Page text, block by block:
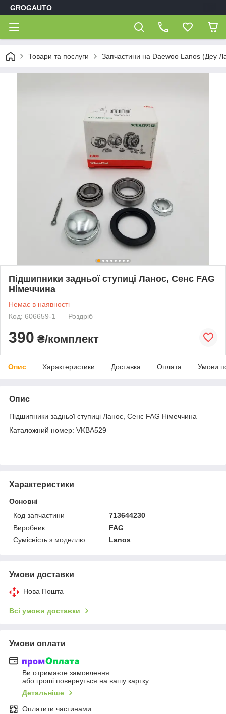
GROGAUTO
Товари та послуги Запчастини на Daewoo Lanos (Деу
Підшипники задньої ступиці Ланос, Сенс FAG
Німеччина
Немає в наявності
Код: 606659-1
Роздріб
390 ₴/комплект
Опис Характеристики Доставка Оплата Умови
Опис
Підшипники задньої ступиці Ланос, Сенс FAG Німеччина
Каталожний номер: VKBA529
Характеристики
Основні
Код запчастини
713644230
Виробник
FAG
Сумісність з моделлю
Lanos
Умови доставки
Нова Пошта
Всі умови доставки
Умови оплати
Ви отримаєте замовлення
або гроші повернуться на вашу картку
Детальніше
Оплатити частинами